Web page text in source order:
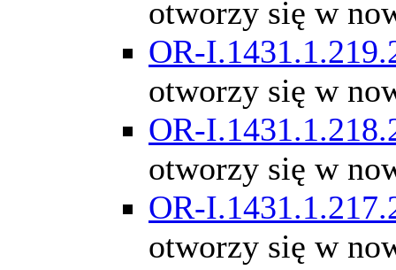
otworzy się w
OR-
otworzy się w
OR-
otworzy się w
OR-
otworzy się w